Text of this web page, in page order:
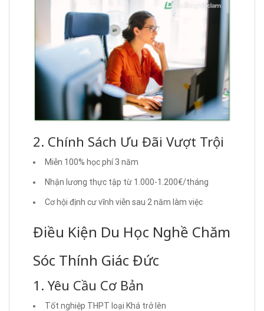
2. Chính Sách Ưu Đãi Vượt Trội
Miễn 100% học phí 3 năm
Nhận lương thực tập từ 1.000-1.200€/tháng
Cơ hội định cư vĩnh viễn sau 2 năm làm việc
Điều Kiện Du Học Nghề Chăm
Sóc Thính Giác Đức
1. Yêu Cầu Cơ Bản
Tốt nghiệp THPT loại Khá trở lên